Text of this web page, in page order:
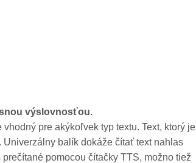
výslovnosťou.
pre akýkoľvek typ textu. Text, ktorý je
balík dokáže čítať text nahlas
pomocou čítačky TTS, možno tiež